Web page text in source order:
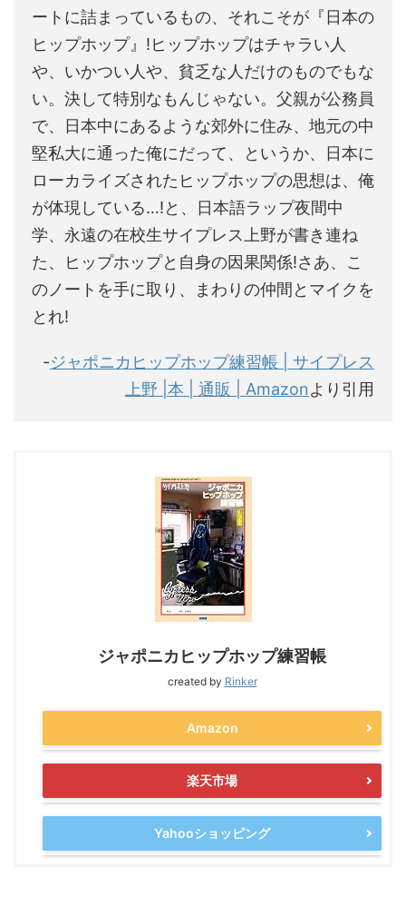
ートに詰まっているもの、それこそが『日本の
ヒップホップ』!ヒップホップはチャラい人
や、いかつい人や、貧乏な人だけのものでもな
い。決して特別なもんじゃない。父親が公務員
で、日本中にあるような郊外に住み、地元の中
堅私大に通った俺にだって、というか、日本に
ローカライズされたヒップホップの思想は、俺
が体現している…!と、日本語ラップ夜間中
学、永遠の在校生サイプレス上野が書き連ね
た、ヒップホップと自身の因果関係!さあ、こ
のノートを手に取り、まわりの仲間とマイクを
とれ!
-ジャポニカヒップホップ練習帳 | サイプレス
上野 |本 | 通販 | Amazonより引用
ジャポニカヒップホップ練習帳
created by Rinker
Amazon
楽天市場
Yahooショッピング